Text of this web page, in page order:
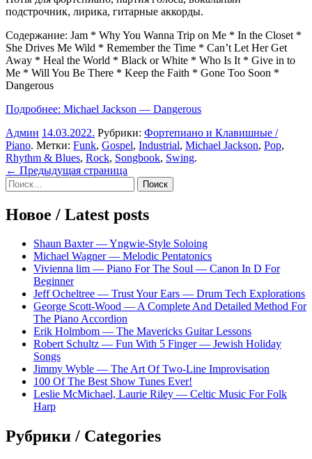
подстрочник, лирика, гитарные аккорды.
Содержание: Jam * Why You Wanna Trip on Me * In the Closet *
She Drives Me Wild * Remember the Time * Can’t Let Her Get
Away * Heal the World * Black or White * Who Is It * Give in to
Me * Will You Be There * Keep the Faith * Gone Too Soon *
Dangerous
Подробнее: Michael Jackson — Dangerous
Админ 14.03.2022. Рубрики: Фортепиано и Клавишные /
Piano. Метки: Funk, Gospel, Industrial, Michael Jackson, Pop,
Rhythm & Blues, Rock, Songbook, Swing.
Навигация
по
записям
← Предыдущая страница
Sidebar
Найти:
Новое / Latest posts
Shaun Baxter — Yngwie-Style Soloing
Michael Wagner — Melodic Pentatonics
Vivienna lim — Piano For The Soul — Canon In D For
Beginner
Jeff Ocheltree — Trust Your Ears — Drum Tech Explorations
George Scott-Wood — A Complete And Detailed Method For
The Piano Accordion
Erik Holmbom — The Mavericks Guitar Lessons
Robert Schultz — Fun With 5 Finger — Jewish Holiday
Songs
Jimmy Wyble — The Art Of Two-Line Improvisation
100 Of The Best Show Tunes Ever!
Leslie McMichael, Laurie Riley — Celtic Music For Folk
Harp
Рубрики / Categories